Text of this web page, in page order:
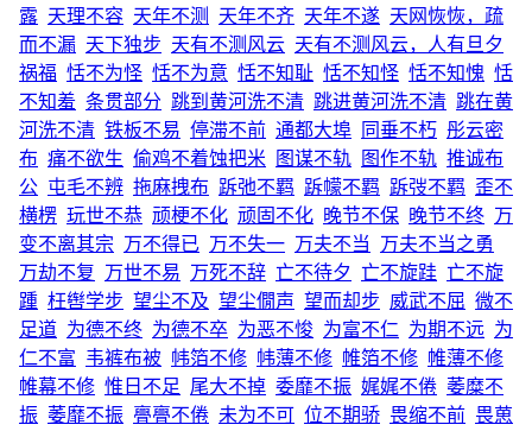
露 天理不容 天年不测 天年不齐 天年不遂 天网恢恢，疏
而不漏 天下独步 天有不测风云 天有不测风云，人有旦夕
祸福 恬不为怪 恬不为意 恬不知耻 恬不知怪 恬不知愧 恬
不知羞 条贯部分 跳到黄河洗不清 跳进黄河洗不清 跳在黄
河洗不清 铁板不易 停滞不前 通都大埠 同垂不朽 彤云密
布 痛不欲生 偷鸡不着蚀把米 图谋不轨 图作不轨 推诚布
公 屯毛不辨 拖麻拽布 跅弛不羁 跅幪不羁 跅弢不羁 歪不
横楞 玩世不恭 顽梗不化 顽固不化 晚节不保 晚节不终 万
变不离其宗 万不得已 万不失一 万夫不当
万夫不当之勇
万劫不复 万世不易 万死不辞 亡不待夕 亡不旋跬 亡不旋
踵 枉辔学步 望尘不及 望尘僩声 望而却步 威武不屈 微不
足道 为德不终 为德不卒 为恶不悛 为富不仁 为期不远 为
仁不富 韦裤布被 帏箔不修 帏薄不修 帷箔不修 帷薄不修
帷幕不修 惟日不足 尾大不掉 委靡不振 娓娓不倦 萎糜不
振 萎靡不振 亹亹不倦 未为不可 位不期骄 畏缩不前 畏葸